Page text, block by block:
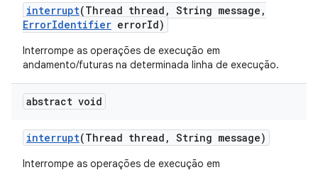
interrupt(Thread thread , String message ,
ErrorIdentifier errorId)
Interrompe as operações de execução em
andamento/futuras na determinada linha de execução.
abstract void
interrupt(Thread thread , String message)
Interrompe as operações de execução em